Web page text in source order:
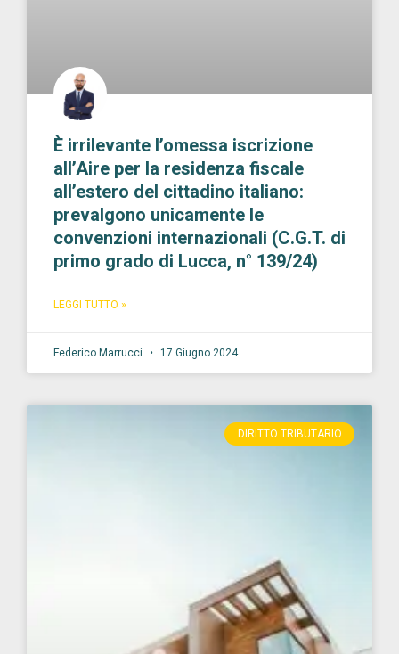
È irrilevante l’omessa iscrizione
all’Aire per la residenza fiscale
all’estero del cittadino italiano:
prevalgono unicamente le
convenzioni internazionali (C.G.T. di
primo grado di Lucca, n° 139/24)
LEGGI TUTTO »
Federico Marrucci 17 Giugno 2024
DIRITTO TRIBUTARIO